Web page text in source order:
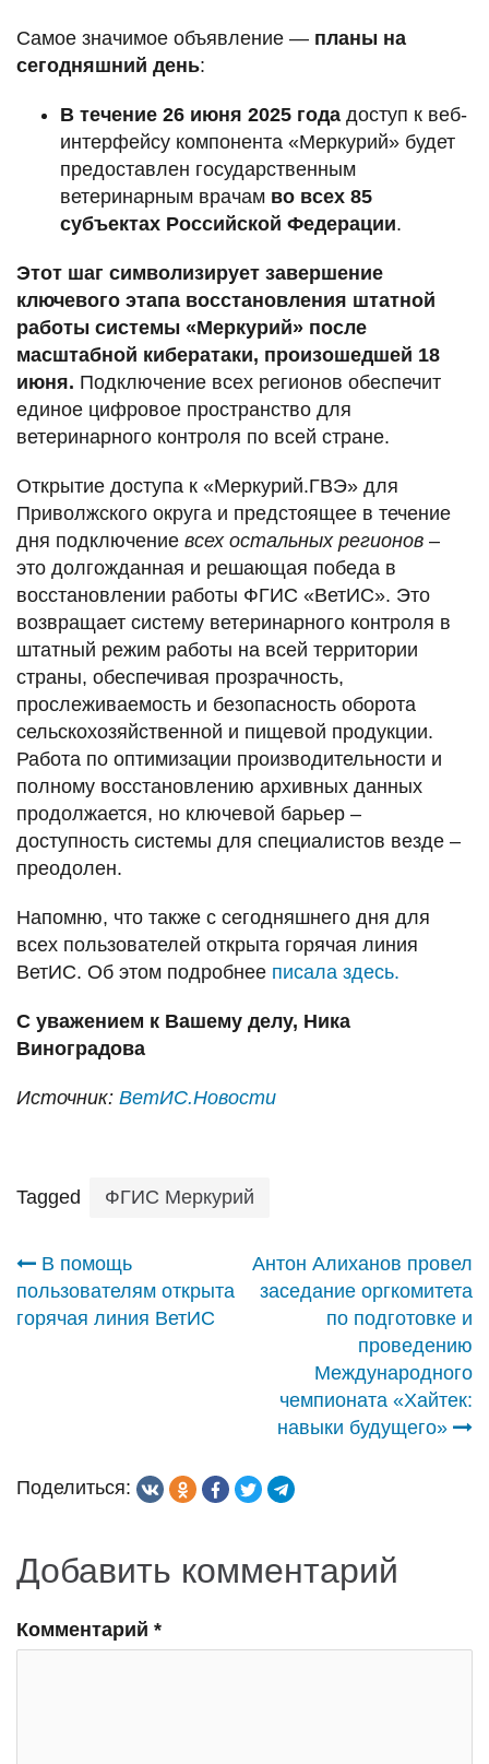
Самое значимое объявление — планы на
сегодняшний день:
В течение 26 июня 2025 года доступ к веб-
интерфейсу компонента «Меркурий» будет
предоставлен государственным
ветеринарным врачам во всех 85
субъектах Российской Федерации.
Этот шаг символизирует завершение
ключевого этапа восстановления штатной
работы системы «Меркурий» после
масштабной кибератаки, произошедшей 18
июня. Подключение всех регионов обеспечит
единое цифровое пространство для
ветеринарного контроля по всей стране.
Открытие доступа к «Меркурий.ГВЭ» для
Приволжского округа и предстоящее в течение
дня подключение всех остальных регионов –
это долгожданная и решающая победа в
восстановлении работы ФГИС «ВетИС». Это
возвращает систему ветеринарного контроля в
штатный режим работы на всей территории
страны, обеспечивая прозрачность,
прослеживаемость и безопасность оборота
сельскохозяйственной и пищевой продукции.
Работа по оптимизации производительности и
полному восстановлению архивных данных
продолжается, но ключевой барьер –
доступность системы для специалистов везде –
преодолен.
Напомню, что также с сегодняшнего дня для
всех пользователей открыта горячая линия
ВетИС. Об этом подробнее писала здесь.
С уважением к Вашему делу, Ника
Виноградова
Источник: ВетИС.Новости
Tagged ФГИС Меркурий
Навигация
по
В помощь
пользователям открыта
горячая линия ВетИС
Антон Алиханов провел
заседание оргкомитета
по подготовке и
проведению
Международного
чемпионата «Хайтек:
навыки будущего»
Поделиться:
Добавить комментарий
Комментарий *